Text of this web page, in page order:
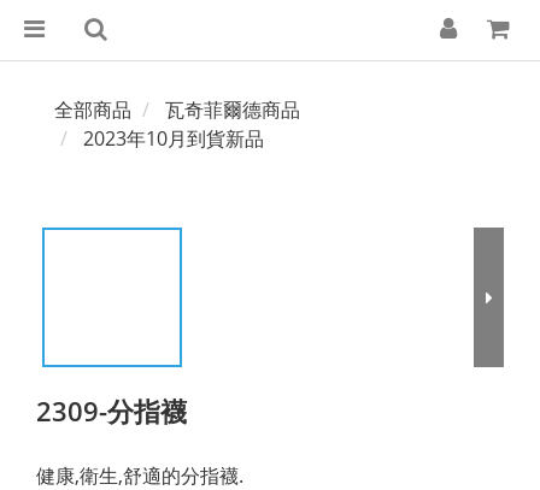
全部商品
瓦奇菲爾德商品
2023年10月到貨新品
2309-分指襪
健康,衛生,舒適的分指襪.